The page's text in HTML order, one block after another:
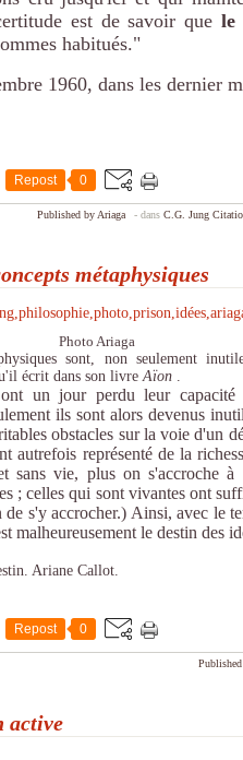
est de savoir quele
habitués."
1960, dans les dernier
Repost 0
Published by Ariaga - dans C.G. Jung
métaphysiques
Photo Ariaga
sont, non seulement
écrit dans son livre Aïon .
un jour perdu leur capacité
ils sont alors devenus
obstacles sur la voie d'un
autrefois représenté de la
sans vie, plus on s'accroche
; celles qui sont vivantes ont
de s'y accrocher.) Ainsi, avec le
malheureusement le destin des
Ariane Callot.
Repost 0
active